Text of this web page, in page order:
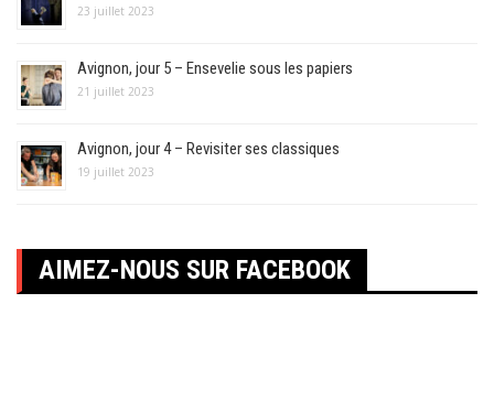
23 juillet 2023
Avignon, jour 5 – Ensevelie sous les papiers
21 juillet 2023
Avignon, jour 4 – Revisiter ses classiques
19 juillet 2023
AIMEZ-NOUS SUR FACEBOOK